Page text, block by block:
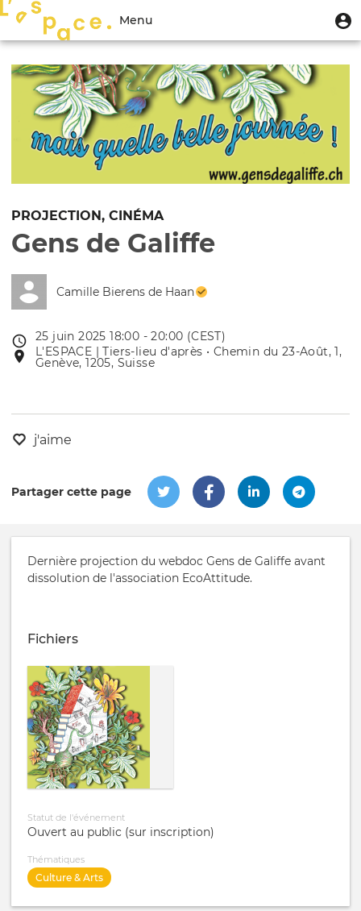
contenu
Menu
du
compte
de
l'utilisateur
Menu
Toggle
navigation
PROJECTION, CINÉMA
Gens de Galiffe
Camille Bierens de Haan
Date
de
l'évênement
25 juin 2025 18:00 - 20:00 (CEST)
Lieu
de
L'ESPACE | Tiers-lieu d'après • Chemin du 23-Août, 1,
Genève, 1205, Suisse
j'aime
Partager cette page
Dernière projection du webdoc Gens de Galiffe avant
dissolution de l'association EcoAttitude.
Fichiers
Statut de l'événement
Ouvert au public (sur inscription)
Thématiques
Culture & Arts